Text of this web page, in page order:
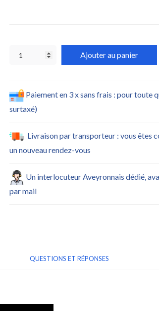
Ajouter au panier
Paiement en 3 x sans frais : pour toute
surtaxé)
Livraison par transporteur : vous êtes
un nouveau rendez-vous
Un interlocuteur Aveyronnais dédié,
par mail
QUESTIONS ET RÉPONSES